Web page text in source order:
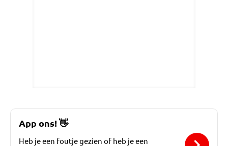
App ons!👋
Heb je een foutje gezien of heb je een